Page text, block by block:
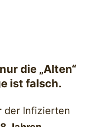
die „Alten“
ist falsch.
der Infizierten